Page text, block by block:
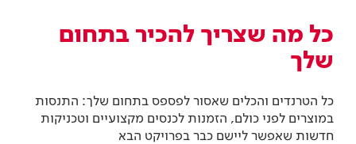
כל מה שצריך להכיר בתחום
שלך
כל הטרנדים והכלים שאסור לפספס בתחום שלך: התנסות
במוצרים לפני כולם, הזמנות לכנסים מקצועיים וטכניקות
חדשות שאפשר ליישם כבר בפרויקט הבא